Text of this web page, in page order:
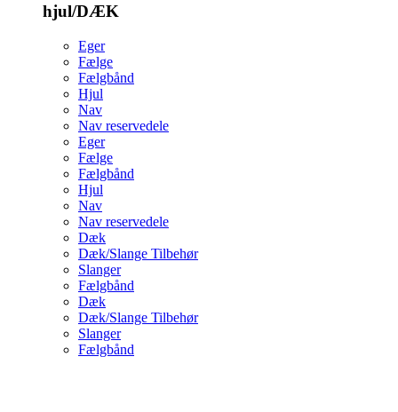
hjul/DÆK
Eger
Fælge
Fælgbånd
Hjul
Nav
Nav reservedele
Eger
Fælge
Fælgbånd
Hjul
Nav
Nav reservedele
Dæk
Dæk/Slange Tilbehør
Slanger
Fælgbånd
Dæk
Dæk/Slange Tilbehør
Slanger
Fælgbånd